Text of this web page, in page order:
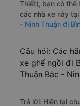
Thiết), bạn có thể
các nhà xe này
- Ninh Thuận đi
Câu hỏi: Các
xe ghế ngồi đi
Thuận Bắc -
Trả lời: Hiện tại